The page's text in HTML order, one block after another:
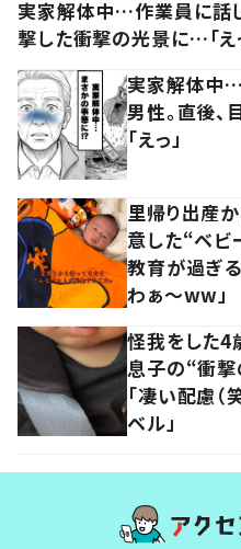
実家解体中…作業員に話
撃した衝撃の光景に…「え
実家解体中
男性。直後
「えっ」
里帰り出産
意した“ベビ
教育が過ぎ
わぁ～ww」
怪我をした4
息子の“衝
「凄い配慮（
ベル」